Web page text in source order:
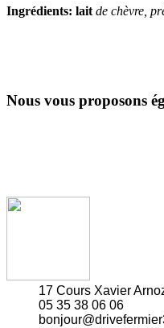
Ingrédients: lait de chèvre,
Nous vous proposons
17 Cours Xavier
05 35 38 06 06